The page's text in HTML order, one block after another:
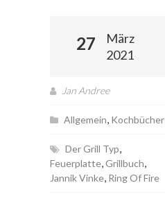
27
März
2021
Jan Andree
Allgemein, Kochbücher
Der Grill Typ,
Feuerplatte,Grillbuch,
Jannik Vinke, Ring Of Fire